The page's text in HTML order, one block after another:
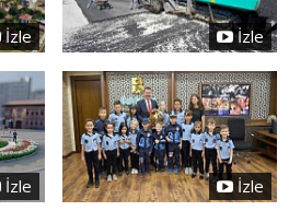
İzle İzle
İzle İzle